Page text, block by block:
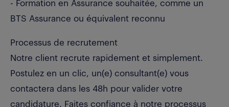
- Formation en Assurance souhaitée, comme un
BTS Assurance ou équivalent reconnu
Processus de recrutement
Notre client recrute rapidement et simplement.
Postulez en un clic, un(e) consultant(e) vous
contactera dans les 48h pour valider votre
candidature. Faites confiance à notre processus